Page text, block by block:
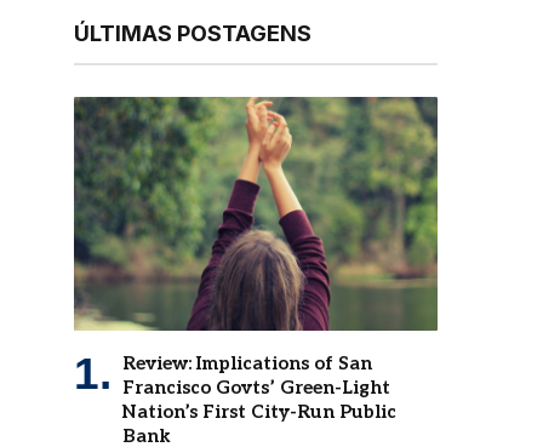
ÚLTIMAS POSTAGENS
Review: Implications of San
Francisco Govts’ Green-Light
Nation’s First City-Run Public
Bank